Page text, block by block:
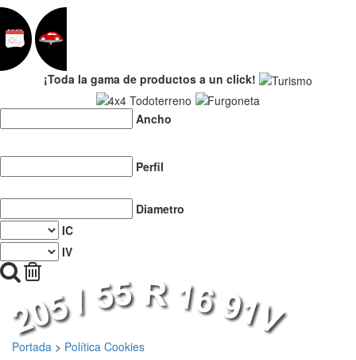
¡Toda la gama de productos a un click!
Ancho
Perfil
Diametro
IC
IV
Portada > Política Cookies